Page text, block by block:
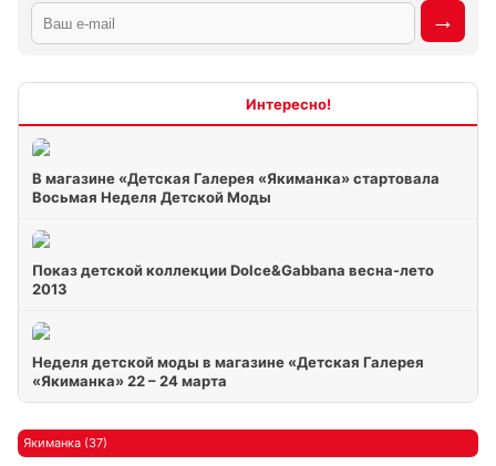
В магазине «Детская Галерея «Якиманка» стартовала
Восьмая Неделя Детской Моды
Показ детской коллекции Dolce&Gabbana весна-лето
2013
Неделя детской моды в магазине «Детская Галерея
«Якиманка» 22 – 24 марта
Якиманка (37)